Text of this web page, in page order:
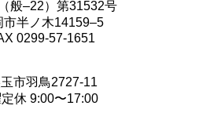
般‒22）第31532号
市半ノ木14159‒5
0299-57-1651
市羽鳥2727-11
休 9:00〜17:00